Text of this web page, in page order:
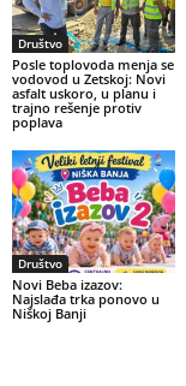
Društvo
Posle toplovoda menja se
vodovod u Zetskoj: Novi
asfalt uskoro, u planu i
trajno rešenje protiv
poplava
Društvo
Novi Beba izazov:
Najslađa trka ponovo u
Niškoj Banji